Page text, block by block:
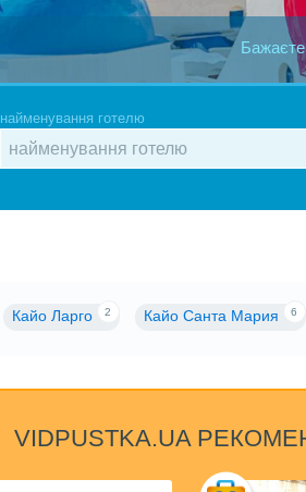
найменування готелю
Кайо Ларго 2 Кайо Санта Мария 6
VIDPUSTKA.UA